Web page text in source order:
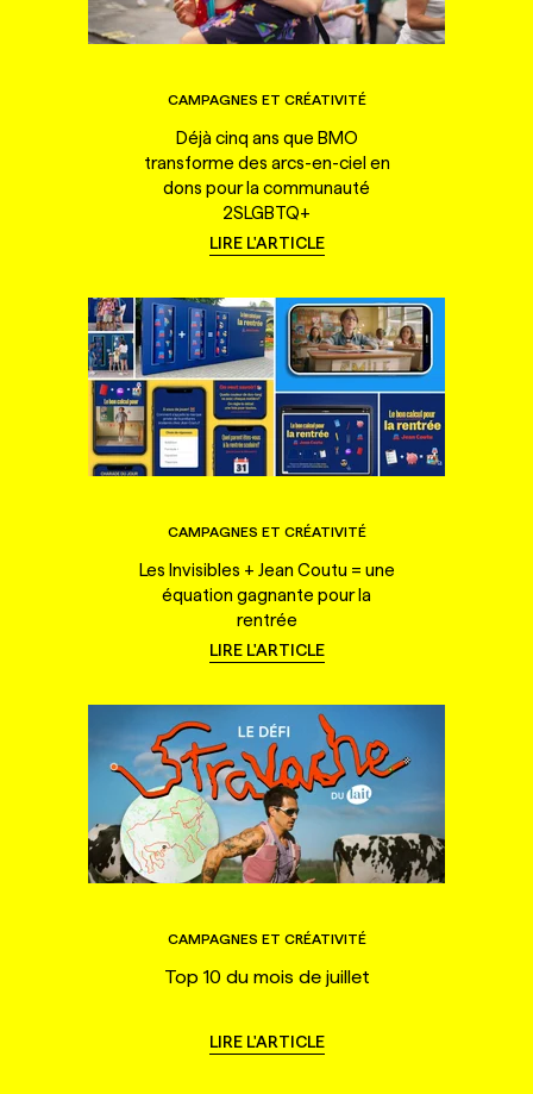
CAMPAGNES ET CRÉATIVITÉ
Déjà cinq ans que BMO
transforme des arcs-en-ciel en
dons pour la communauté
2SLGBTQ+
LIRE L'ARTICLE
CAMPAGNES ET CRÉATIVITÉ
Les Invisibles + Jean Coutu = une
équation gagnante pour la
rentrée
LIRE L'ARTICLE
CAMPAGNES ET CRÉATIVITÉ
Top 10 du mois de juillet
LIRE L'ARTICLE